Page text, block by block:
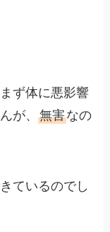
ず体に悪影響
が、無害なの
ているのでし